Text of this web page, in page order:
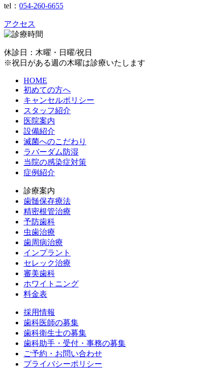
tel： 054-260-6655
アクセス
休診日：木曜・日曜/祝日
※祝日がある週の木曜は診療いたします
HOME
初めての方へ
キャンセルポリシー
スタッフ紹介
医院案内
設備紹介
滅菌へのこだわり
ラバーダム防湿
当院の感染症対策
症例紹介
診療案内
歯髄保存療法
精密根管治療
予防歯科
虫歯治療
歯周病治療
インプラント
セレック治療
審美歯科
ホワイトニング
料金表
採用情報
歯科医師の募集
歯科衛生士の募集
歯科助手・受付・事務の募集
ご予約・お問い合わせ
プライバシーポリシー